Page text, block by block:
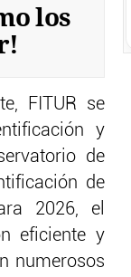
los
FITUR se
y
de
de
2026, el
eficiente y
numerosos